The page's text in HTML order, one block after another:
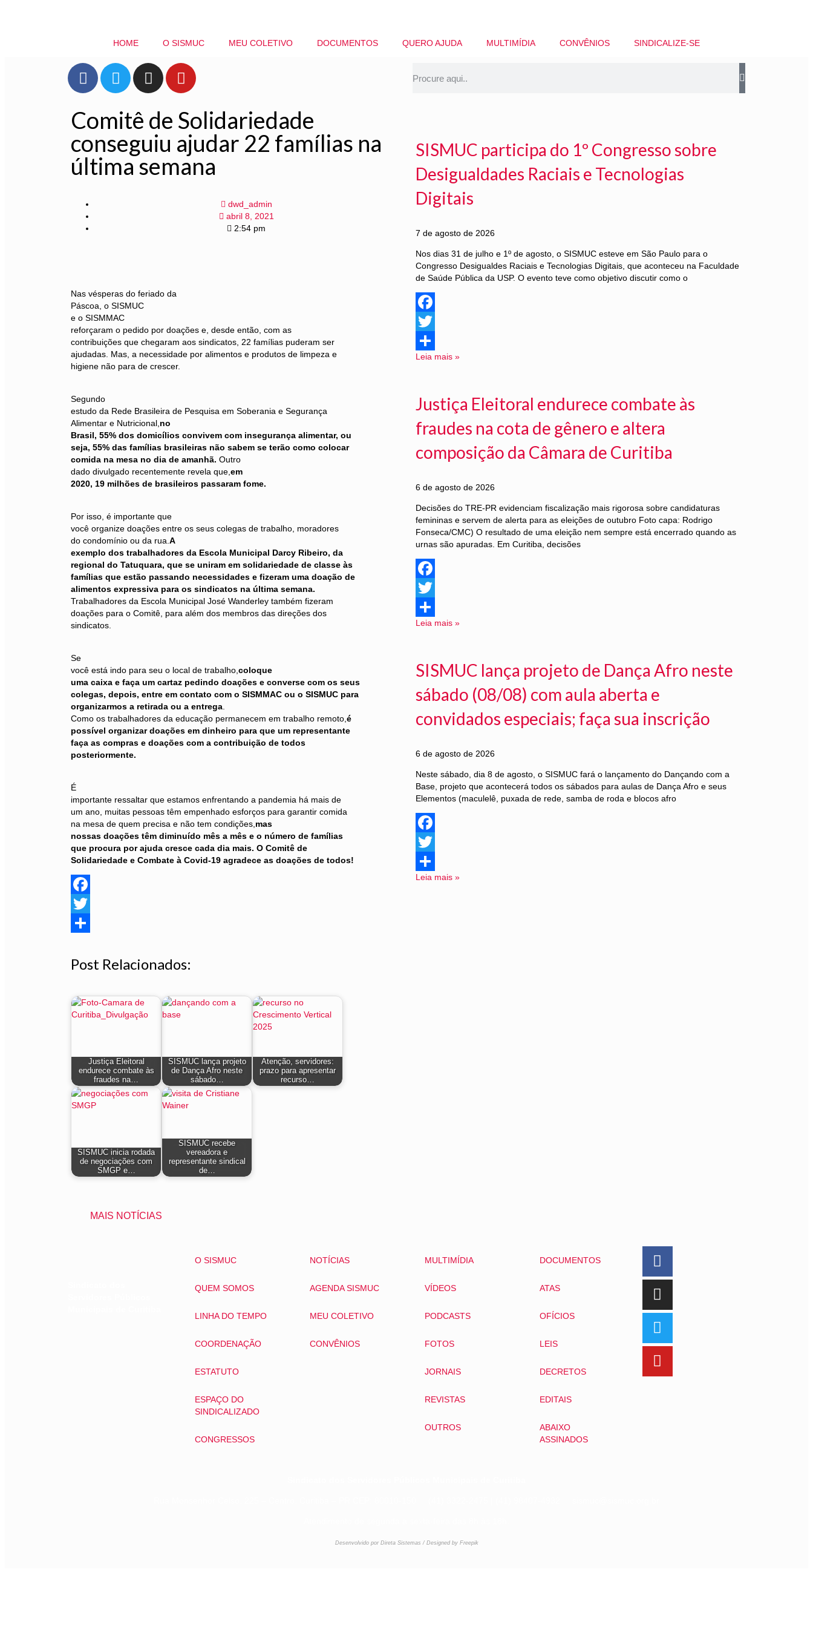
HOME O SISMUC MEU COLETIVO DOCUMENTOS QUERO AJUDA MULTIMÍDIA CONVÊNIOS SINDICALIZE-SE
Comitê de Solidariedade
conseguiu ajudar 22 famílias na
última semana
dwd_admin
abril 8, 2021
2:54 pm
Nas vésperas do feriado da
Páscoa, o SISMUC
e o SISMMAC
reforçaram o pedido por doações e, desde então, com as
contribuições que chegaram aos sindicatos, 22 famílias puderam ser
ajudadas. Mas, a necessidade por alimentos e produtos de limpeza e
higiene não para de crescer.
Segundo
estudo da Rede Brasileira de Pesquisa em Soberania e Segurança
Alimentar e Nutricional, no
Brasil, 55% dos domicílios convivem com insegurança alimentar, ou
seja, 55% das famílias brasileiras não sabem se terão como colocar
comida na mesa no dia de amanhã. Outro
dado divulgado recentemente revela que, em
2020, 19 milhões de brasileiros passaram fome.
Por isso, é importante que
você organize doações entre os seus colegas de trabalho, moradores
do condomínio ou da rua. A
exemplo dos trabalhadores da Escola Municipal Darcy Ribeiro, da
regional do Tatuquara, que se uniram em solidariedade de classe às
famílias que estão passando necessidades e fizeram uma doação de
alimentos expressiva para os sindicatos na última semana.
Trabalhadores da Escola Municipal José Wanderley também fizeram
doações para o Comitê, para além dos membros das direções dos
sindicatos.
Se
você está indo para seu o local de trabalho, coloque
uma caixa e faça um cartaz pedindo doações e converse com os seus
colegas, depois, entre em contato com o SISMMAC ou o SISMUC para
organizarmos a retirada ou a entrega
Como os trabalhadores da educação permanecem em trabalho remoto, é
possível organizar doações em dinheiro para que um representante
faça as compras e doações com a contribuição de todos
posteriormente.
É
importante ressaltar que estamos enfrentando a pandemia há mais de
um ano, muitas pessoas têm empenhado esforços para garantir comida
na mesa de quem precisa e não tem condições, mas
nossas doações têm diminuído mês a mês e o número de famílias
que procura por ajuda cresce cada dia mais. O Comitê de
Solidariedade e Combate à Covid-19 agradece as doações de todos!
Facebook
Twitter
Post Relacionados:
Justiça Eleitoral
endurece combate às
fraudes na…
SISMUC lança projeto
de Dança Afro neste
sábado…
Atenção, servidores:
prazo para apresentar
recurso…
SISMUC inicia rodada
de negociações com
SMGP e…
SISMUC recebe
vereadora e
representante sindical
de…
MAIS NOTÍCIAS
SISMUC participa do 1º Congresso sobre
Desigualdades Raciais e Tecnologias
Digitais
7 de agosto de 2026
Nos dias 31 de julho e 1º de agosto, o SISMUC esteve em São Paulo para o
Congresso Desigualdes Raciais e Tecnologias Digitais, que aconteceu na Faculdade
de Saúde Pública da USP. O evento teve como objetivo discutir como o
Facebook
Twitter
Share
Leia mais »
Justiça Eleitoral endurece combate às
fraudes na cota de gênero e altera
composição da Câmara de Curitiba
6 de agosto de 2026
Decisões do TRE-PR evidenciam fiscalização mais rigorosa sobre candidaturas
femininas e servem de alerta para as eleições de outubro Foto capa: Rodrigo
Fonseca/CMC) O resultado de uma eleição nem sempre está encerrado quando as
urnas são apuradas. Em Curitiba, decisões
Facebook
Twitter
Share
Leia mais »
SISMUC lança projeto de Dança Afro neste
sábado (08/08) com aula aberta e
convidados especiais; faça sua inscrição
6 de agosto de 2026
Neste sábado, dia 8 de agosto, o SISMUC fará o lançamento do Dançando com a
Base, projeto que acontecerá todos os sábados para aulas de Dança Afro e seus
Elementos (maculelê, puxada de rede, samba de roda e blocos afro
Facebook
Twitter
Share
Leia mais »
O SISMUC
QUEM SOMOS
LINHA DO TEMPO
COORDENAÇÃO
ESTATUTO
ESPAÇO DO
SINDICALIZADO
CONGRESSOS
NOTÍCIAS
AGENDA SISMUC
MEU COLETIVO
CONVÊNIOS
MULTIMÍDIA
VÍDEOS
PODCASTS
FOTOS
JORNAIS
REVISTAS
OUTROS
DOCUMENTOS
ATAS
OFÍCIOS
LEIS
DECRETOS
EDITAIS
ABAIXO
ASSINADOS
Desenvolvido por Direta Sistemas / Designed by Freepik